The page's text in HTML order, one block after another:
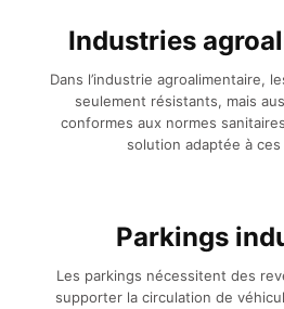
Industries
Dans l’industrie agroalimentaire,
seulement résistants, mais
conformes aux normes
solution adaptée à
Parkings
Les parkings nécessitent des
supporter la circulation de